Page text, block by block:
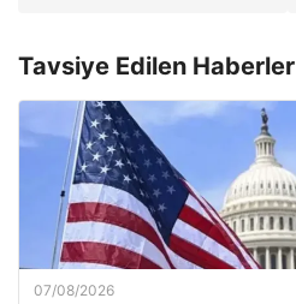
Tavsiye Edilen Haberler
07/08/2026